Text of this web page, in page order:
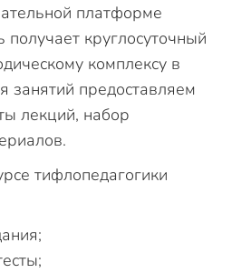
платформе
получает круглосуточный
комплексу в
занятий предоставляем
лекций, набор
тифлопедагогики